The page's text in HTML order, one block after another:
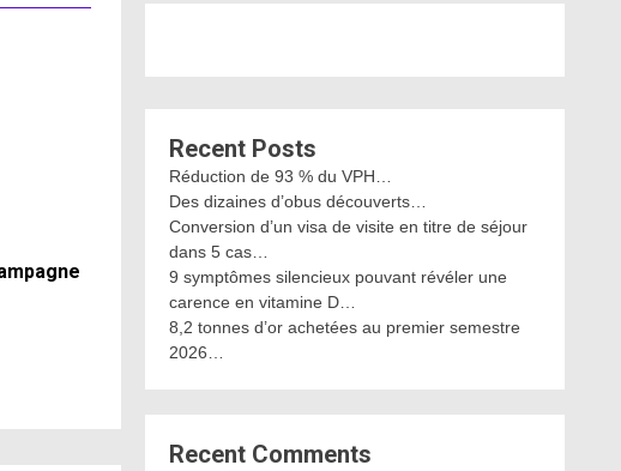
Recent Posts
Réduction de 93 % du VPH…
Des dizaines d’obus découverts…
Conversion d’un visa de visite en titre de séjour
dans 5 cas…
9 symptômes silencieux pouvant révéler une
carence en vitamine D…
8,2 tonnes d’or achetées au premier semestre
2026…
Recent Comments